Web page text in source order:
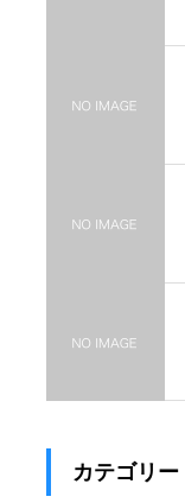
カテゴリー